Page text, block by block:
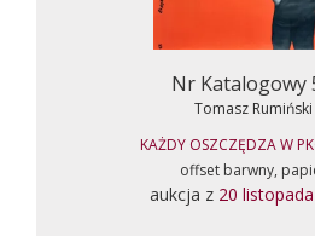
Nr Katalogowy
Tomasz Rumiński
KAŻDY OSZCZĘDZA W
offset barwny,
aukcja z 20